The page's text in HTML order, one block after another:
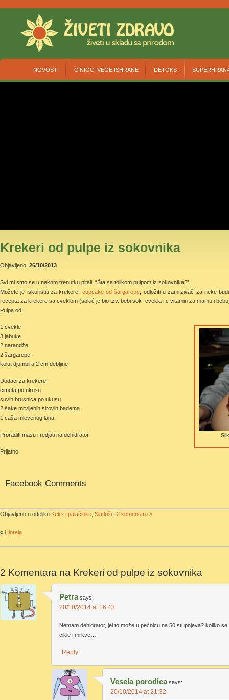
NOVOSTI ČINIOCI VEGE ISHRANE DETOKS
Krekeri od pulpe iz sokovnika
Objavljeno: 26/10/2013
Svi mi smo se u nekom trenutku pitali: “Šta sa tolikom pulpom iz sokovnika?”.
Možete je iskoristiti za krekere, cupcake od šargarepe , odložiti u zamrzivač za neke
recepta za krekere sa cveklom (sokić je bio tzv. bebi sok- cvekla i c vitamin za mamu i
Pulpa od:
1 cvekle
3 jabuke
2 narandže
2 šargarepe
kolut djumbira 2 cm debljine
Dodaci za krekere:
cimeta po ukusu
suvih brusnica po ukusu
2 šake mrvljenih sirovih badema
1 caša mlevenog lana
Proraditi masu i redjati na dehidrator.
Prijatno.
Facebook Comments
Objavljeno u odeljku Keks i palačinke Slatkiši | 2 komentara »
« Hlorela
2 Komentara na Krekeri od pulpe iz sokovnika
Petra says:
20/10/2014 at 16:43
Nemam dehidrator, jel to može u pećnicu na 50 stupnjeva? koliko
cikle i mrkve….
Reply
Vesela porodica says:
20/10/2014 at 21:32